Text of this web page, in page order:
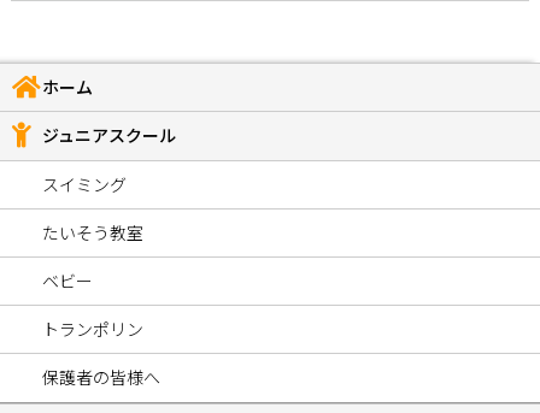
ホーム
ジュニアスクール
スイミング
たいそう教室
ベビー
トランポリン
保護者の皆様へ